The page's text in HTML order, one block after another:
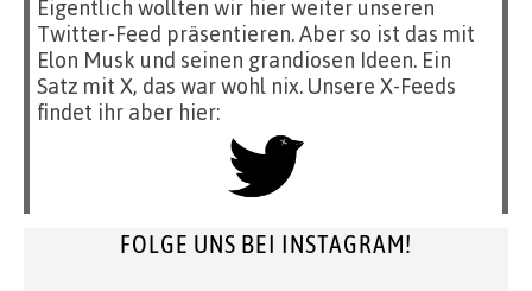
Eigentlich wollten wir hier weiter unseren
Twitter-Feed präsentieren. Aber so ist das mit
Elon Musk und seinen grandiosen Ideen. Ein
Satz mit X, das war wohl nix. Unsere X-Feeds
findet ihr aber hier:
FOLGE UNS BEI INSTAGRAM!